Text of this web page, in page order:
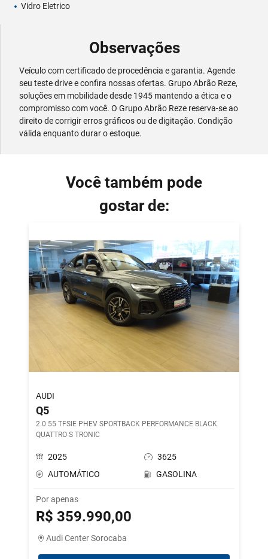
Vidro Eletrico
Observações
Veículo com certificado de procedência e garantia. Agende
seu teste drive e confira nossas ofertas. Grupo Abrão Reze,
soluções em mobilidade desde 1945 mantendo a ética e o
compromisso com você. O Grupo Abrão Reze reserva-se ao
direito de corrigir erros gráficos ou de digitação. Condição
válida enquanto durar o estoque.
Você também pode
gostar de:
AUDI
Q5
2.0 55 TFSIE PHEV SPORTBACK PERFORMANCE BLACK
QUATTRO S TRONIC
2025
3625
AUTOMÁTICO
GASOLINA
Por apenas
R$ 359.990,00
Audi Center Sorocaba